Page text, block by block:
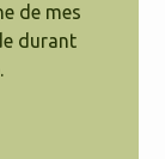
de mes
durant